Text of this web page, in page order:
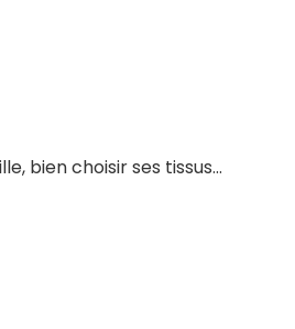
bien choisir ses tissus...